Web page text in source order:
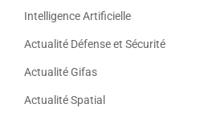
Intelligence Artificielle
Actualité Défense et Sécurité
Actualité Gifas
Actualité Spatial